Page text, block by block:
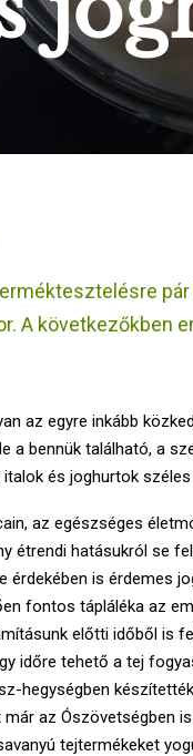
A következőkben
az egyre inkább
a bennük található, a
italok és joghurtok
az egészséges
étrendi hatásukról se
érdekében is érdemes
fontos tápláléka az
előtti időből is
időre tehető a tej
hegységben
az Ószövetségben
tejtermékeket